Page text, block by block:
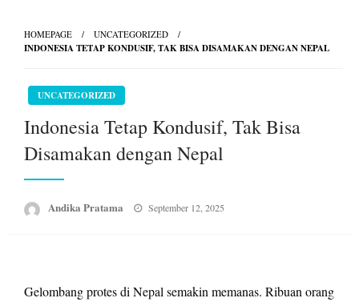
HOMEPAGE UNCATEGORIZED
INDONESIA TETAP KONDUSIF, TAK BISA DISAMAKAN DENGAN NEPAL
UNCATEGORIZED
Indonesia Tetap Kondusif, Tak Bisa
Disamakan dengan Nepal
Andika Pratama
Posted
September 12, 2025
Gelombang protes di Nepal semakin memanas. Ribuan orang